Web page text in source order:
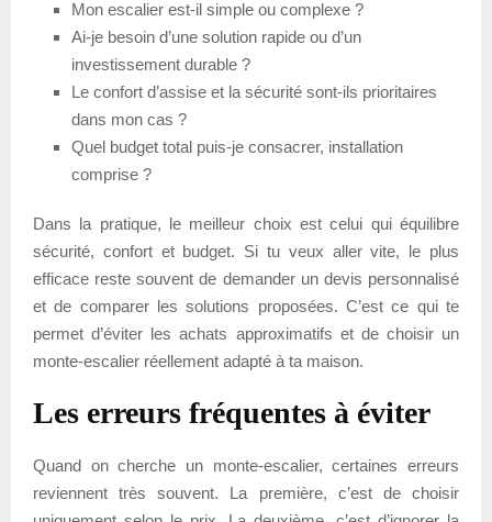
Mon escalier est-il simple ou complexe ?
Ai-je besoin d’une solution rapide ou d’un
investissement durable ?
Le confort d’assise et la sécurité sont-ils prioritaires
dans mon cas ?
Quel budget total puis-je consacrer, installation
comprise ?
Dans la pratique, le meilleur choix est celui qui équilibre
sécurité, confort et budget. Si tu veux aller vite, le plus
efficace reste souvent de demander un devis personnalisé
et de comparer les solutions proposées. C’est ce qui te
permet d’éviter les achats approximatifs et de choisir un
monte-escalier réellement adapté à ta maison.
Les erreurs fréquentes à éviter
Quand on cherche un monte-escalier, certaines erreurs
reviennent très souvent. La première, c’est de choisir